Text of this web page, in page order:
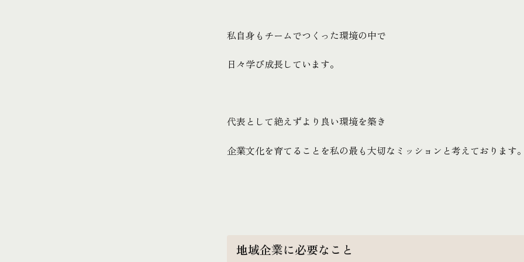
私自身もチームでつくった環境の中で
日々学び成長しています。
代表として絶えずより良い環境を築き
企業文化を育てることを私の最も大切なミッションと考えております
地域企業に必要なこと